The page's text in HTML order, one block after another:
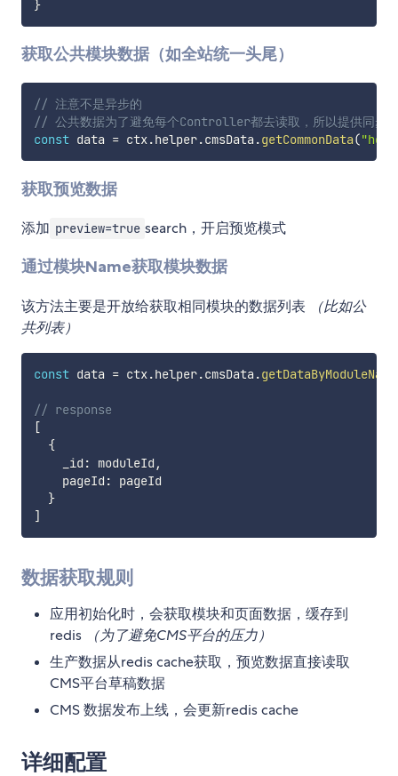
}
获取公共模块数据（如全站统一头尾）
// 注意不是异步的
// 公共数据为了避免每个Controller都去读取，所以提供同步
const data = ctx.helper.cmsData .getCommonData(
获取预览数据
添加 preview=true search，开启预览模式
通过模块Name获取模块数据
该方法主要是开放给获取相同模块的数据列表
（比如公
共列表）
const data = ctx.helper.cmsData .getDataByModuleName
// response
[
{
    _id
: moduleId ,
    pageId
:
pageId
}
]
数据获取规则
应用初始化时，会获取模块和页面数据，缓存到
redis
（为了避免CMS平台的压力）
生产数据从redis cache获取，预览数据直接读取
CMS平台草稿数据
CMS 数据发布上线，会更新redis cache
详细配置